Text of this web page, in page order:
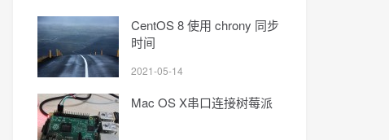
CentOS 8 使用 chrony 同步
时间
2021-05-14
Mac OS X串口连接树莓派